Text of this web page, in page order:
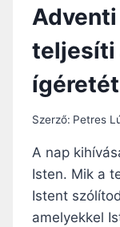
teljesíti
ígéretét
Szerző: Petres
A nap
Isten. Mik a
Istent
amelyekkel